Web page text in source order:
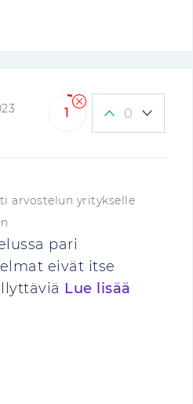
1 0
arvostelun yritykselle
pari
eivät itse
Lue lisää